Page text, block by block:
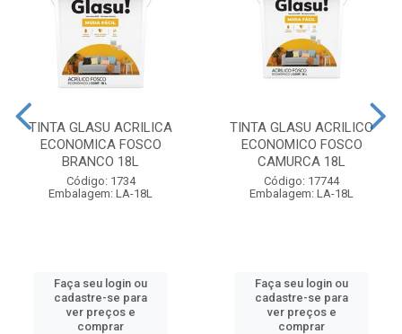
TINTA GLASU ACRILICA
ECONOMICA FOSCO
BRANCO 18L
Código: 1734
Embalagem: LA-18L
Faça seu login ou
cadastre-se para
ver preços e
comprar
TINTA GLASU ACRILICO
ECONOMICO FOSCO
CAMURCA 18L
Código: 17744
Embalagem: LA-18L
Faça seu login ou
cadastre-se para
ver preços e
comprar